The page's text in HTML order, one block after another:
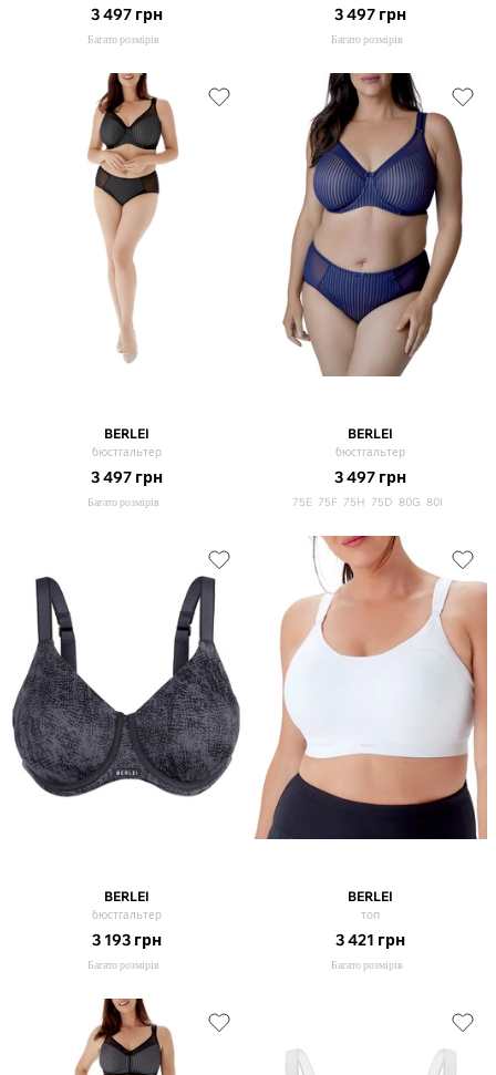
3 497 грн
Багато розмірів
3 497 грн
Багато розмірів
BERLEI
бюстгальтер
3 497 грн
Багато розмірів
BERLEI
бюстгальтер
3 497 грн
75E 75F 75H 75D 80G 80I
BERLEI
бюстгальтер
3 193 грн
Багато розмірів
BERLEI
топ
3 421 грн
Багато розмірів